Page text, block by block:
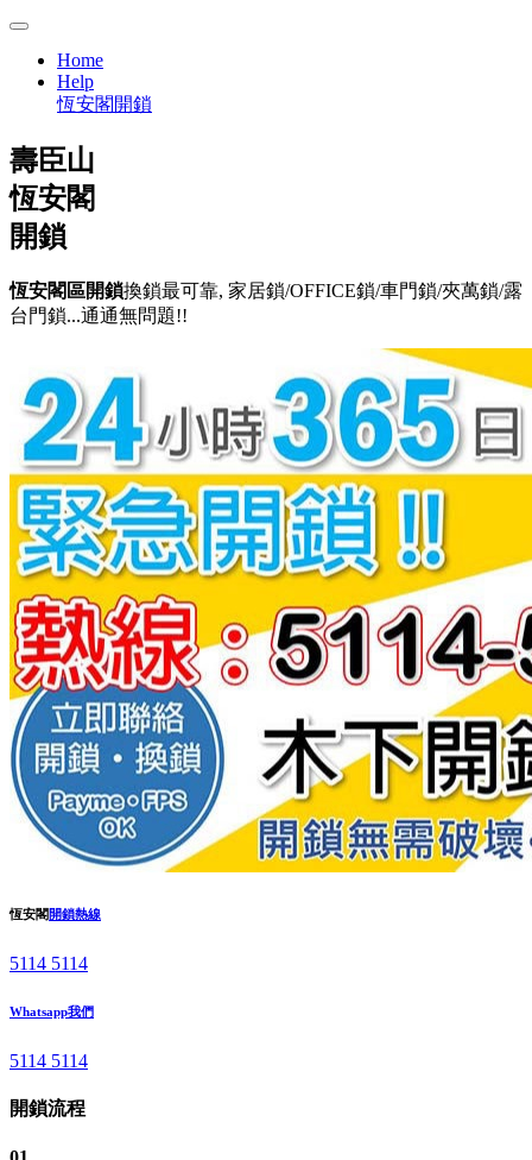
Home
Help
恆安閣開鎖
壽臣山
恆安閣
開鎖
恆安閣區開鎖換鎖最可靠, 家居鎖/OFFICE鎖/車門鎖/夾萬鎖/露
台門鎖...通通無問題!!
恆安閣開鎖熱線
5114 5114
Whatsapp我們
5114 5114
開鎖流程